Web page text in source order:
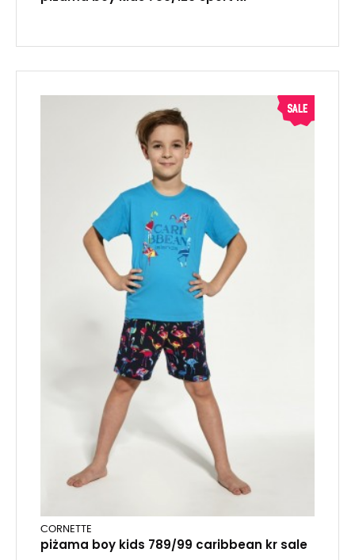
CORNETTE
piżama boy kids 789/99 caribbean kr sale